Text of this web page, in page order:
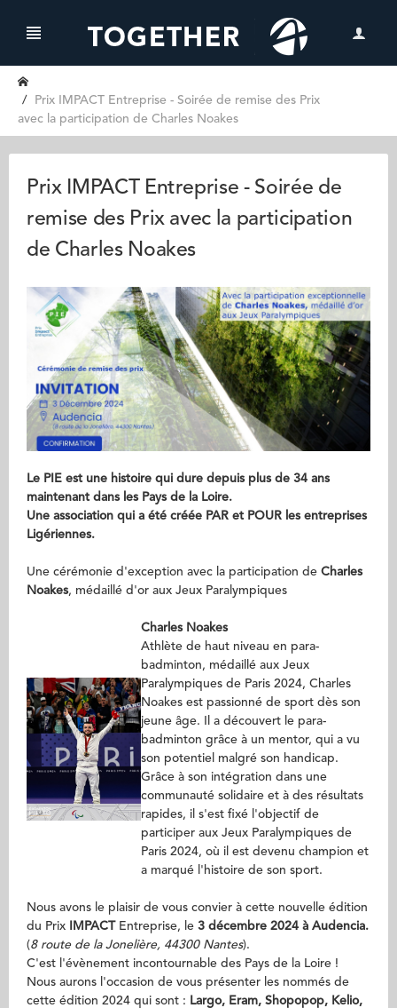
Prix IMPACT Entreprise - Soirée de remise des Prix
avec la participation de Charles Noakes
Prix IMPACT Entreprise - Soirée de
remise des Prix avec la participation
de Charles Noakes
Le PIE est une histoire qui dure depuis plus de 34 ans
maintenant dans les Pays de la Loire.
Une association qui a été créée PAR et POUR les entreprises
Ligériennes.
Une cérémonie d'exception avec la participation de Charles
Noakes, médaillé d'or aux Jeux Paralympiques
Charles Noakes
Athlète de haut niveau en para-
badminton, médaillé aux Jeux
Paralympiques de Paris 2024, Charles
Noakes est passionné de sport dès son
jeune âge. Il a découvert le para-
badminton grâce à un mentor, qui a vu
son potentiel malgré son handicap.
Grâce à son intégration dans une
communauté solidaire et à des résultats
rapides, il s'est fixé l'objectif de
participer aux Jeux Paralympiques de
Paris 2024, où il est devenu champion et
a marqué l'histoire de son sport.
Nous avons le plaisir de vous convier à cette nouvelle édition
du Prix
IMPACT Entreprise, le 3 décembre 2024 à Audencia.
(8 route de la Jonelière, 44300 Nantes).
C'est l'évènement incontournable des Pays de la Loire !
Nous aurons l'occasion de vous présenter les nommés de
cette édition 2024 qui sont : Largo, Eram, Shopopop, Kelio,